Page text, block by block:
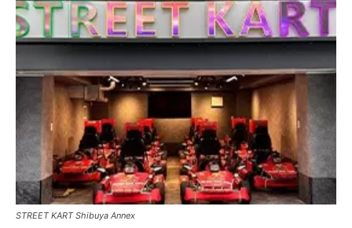
STREET KART Shibuya Annex